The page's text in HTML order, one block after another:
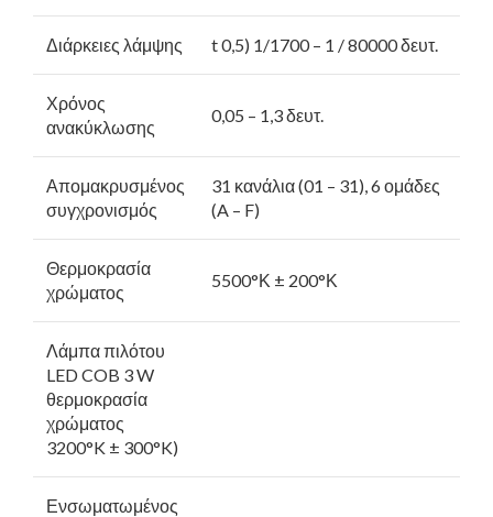
Διάρκειες λάμψης t 0,5) 1/1700 – 1 / 80000 δευτ.
Χρόνος
ανακύκλωσης
0,05 – 1,3 δευτ.
Απομακρυσμένος
συγχρονισμός
31 κανάλια (01 – 31), 6 ομάδες
(A – F)
Θερμοκρασία
χρώματος
5500°Κ ± 200°Κ
Λάμπα πιλότου
LED COB 3 W
θερμοκρασία
χρώματος
3200°K ± 300°K)
Ενσωματωμένος